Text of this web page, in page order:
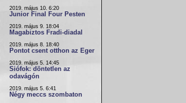
2019. május 10. 6:20
Junior Final Four Pesten
2019. május 9. 18:04
Magabiztos Fradi-diadal
2019. május 8. 18:40
Pontot csent otthon az Eger
2019. május 5. 14:45
Siófok: döntetlen az
odavágón
2019. május 5. 6:41
Négy meccs szombaton